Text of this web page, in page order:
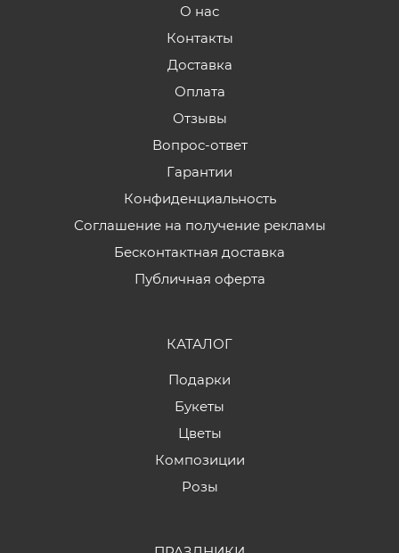
О нас
Контакты
Доставка
Оплата
Отзывы
Вопрос-ответ
Гарантии
Конфиденциальность
Соглашение на получение рекламы
Бесконтактная доставка
Публичная оферта
КАТАЛОГ
Подарки
Букеты
Цветы
Композиции
Розы